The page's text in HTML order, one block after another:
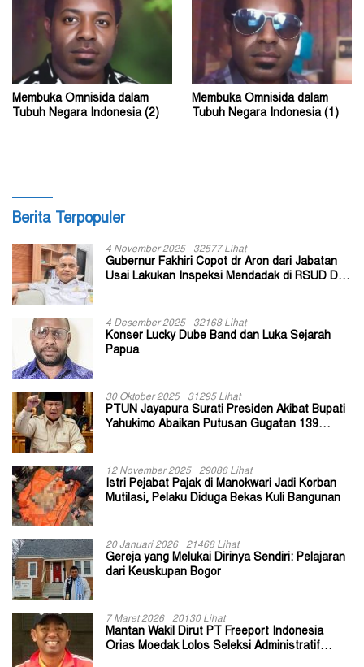
Membuka Omnisida dalam
Tubuh Negara Indonesia (2)
Membuka Omnisida dalam
Tubuh Negara Indonesia (1)
Berita Terpopuler
4 November 2025 32577 Lihat
Gubernur Fakhiri Copot dr Aron dari Jabatan
Usai Lakukan Inspeksi Mendadak di RSUD Dok
4 Desember 2025 32168 Lihat
Konser Lucky Dube Band dan Luka Sejarah
Papua
30 Oktober 2025 31295 Lihat
PTUN Jayapura Surati Presiden Akibat Bupati
Yahukimo Abaikan Putusan Gugatan 139
12 November 2025 29086 Lihat
Istri Pejabat Pajak di Manokwari Jadi Korban
Mutilasi, Pelaku Diduga Bekas Kuli Bangunan
20 Januari 2026 21468 Lihat
Gereja yang Melukai Dirinya Sendiri: Pelajaran
dari Keuskupan Bogor
7 Maret 2026 20130 Lihat
Mantan Wakil Dirut PT Freeport Indonesia
Orias Moedak Lolos Seleksi Administratif